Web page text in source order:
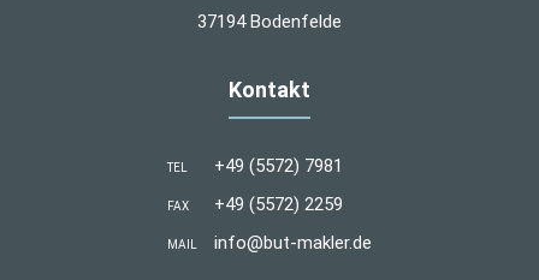
37194 Bodenfelde
Kontakt
TEL +49 (5572) 7981
FAX +49 (5572) 2259
MAIL info@but-makler.de